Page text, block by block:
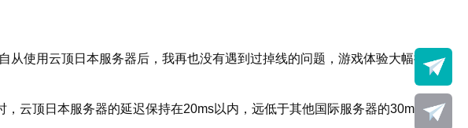
使用云顶日本服务器后，我再也没有遇到过掉线的问题，游戏体验大幅提
云顶日本服务器的延迟保持在20ms以内，远低于其他国际服务器的30ms以